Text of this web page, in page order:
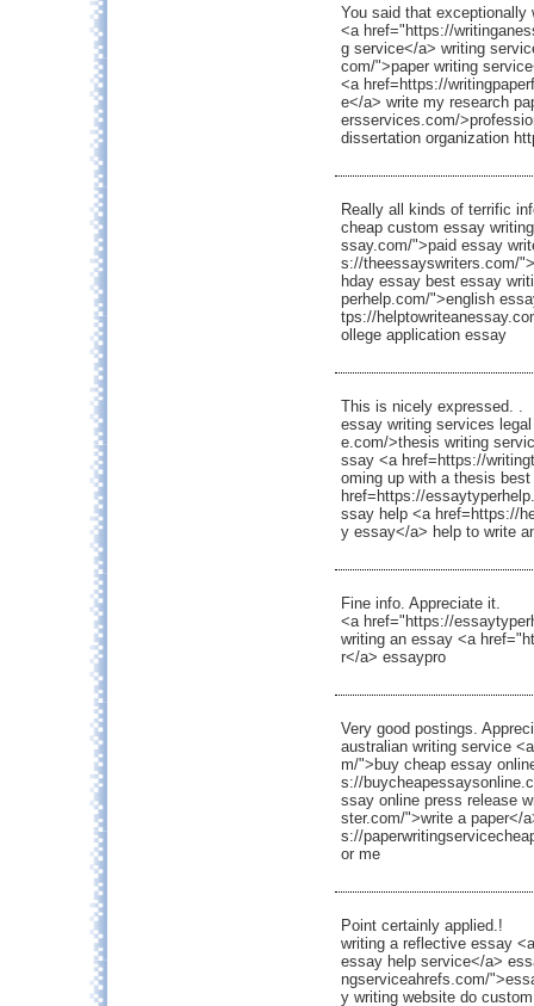
You said that exceptionally
<a href="https://
g service</a> writing
com/">paper writing
<a href=https://
e</a> write my research
ersservices.com/
dissertation organization
Really all kinds of terrific
cheap custom essay
ssay.com/">paid essay
s://theessayswriters.com/
hday essay best essay
perhelp.com/">english
tps://
ollege application essay
This is nicely expressed. .
essay writing services
e.com/>thesis writing
ssay <a href=https://
oming up with a thesis
href=https://
ssay help <a href=https://
y essay</a> help to write
Fine info. Appreciate it.
<a href="https://
writing an essay <a
r</a> essaypro
Very good postings.
australian writing service
m/">buy cheap essay
s://
ssay online press release
ster.com/">write a paper</
s://
or me
Point certainly applied.!
writing a reflective essay
essay help service</a>
ngserviceahrefs.com/
y writing website do